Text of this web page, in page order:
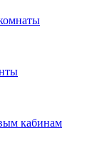
кабинам